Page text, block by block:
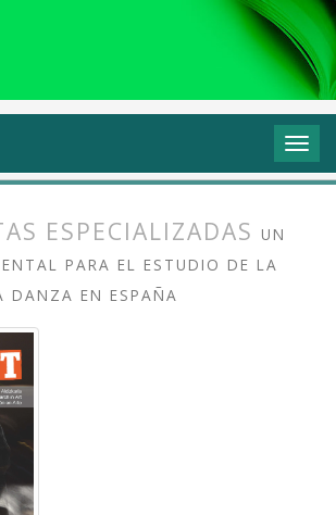
Vol. 3 Núm. 1 (2015): Investigación en danza
ESPECIALIZADAS UN
PARA EL ESTUDIO DE LA
DANZA EN ESPAÑA